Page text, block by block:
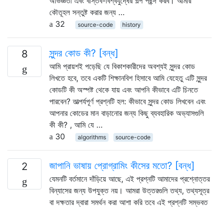
কৌতূহল সন্তুষ্ট করার জন্য …
32
source-code history
8 সুন্দর কোড কী? [বন্ধ]
আমি প্রায়শই পড়েছি যে বিকাশকারীদের অবশ্যই সুন্দর কোড
লিখতে হবে, তবে একটি শিক্ষানবিশ হিসাবে আমি যেহেতু এটি সুন্দর
কোডটি কী অস্পষ্ট থেকে যায় এবং আপনি কীভাবে এটি চিনতে
পারবেন? তাত্পর্যপূর্ণ প্রশ্নটি হল: কীভাবে সুন্দর কোড লিখবেন এবং
আপনার কোডের মান বাড়ানোর জন্য কিছু ব্যবহারিক অভ্যাসগুলি
কী কী? , আমি যে …
30
algorithms source-code
2 জাপানি ভাষায় প্রোগ্রামিং কীসের মতো? [বন্ধ]
যেমনটি বর্তমানে দাঁড়িয়ে আছে, এই প্রশ্নটি আমাদের প্রশ্নোত্তর
বিন্যাসের জন্য উপযুক্ত নয়। আমরা উত্তরগুলি তথ্য, তথ্যসূত্র
বা দক্ষতার দ্বারা সমর্থন করা আশা করি তবে এই প্রশ্নটি সম্ভবত